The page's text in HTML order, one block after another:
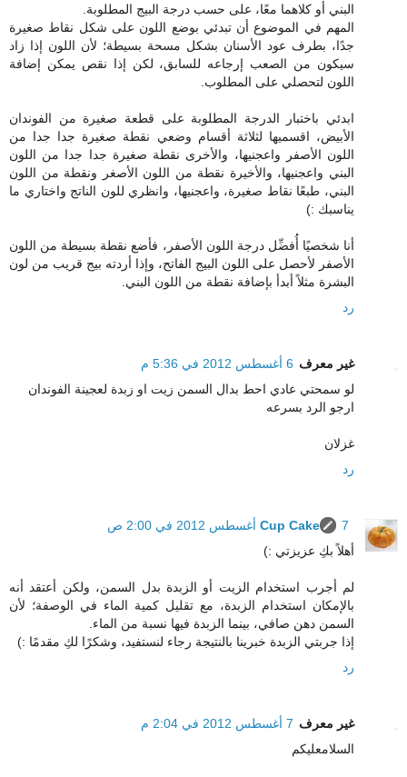
البني أو كلاهما معًا، على حسب درجة البيج المطلوبة.
المهم في الموضوع أن تبدئي بوضع اللون على شكل نقاط صغيرة
جدًا، بطرف عود الأسنان بشكل مسحة بسيطة؛ لأن اللون إذا زاد
سيكون من الصعب إرجاعه للسابق، لكن إذا نقص يمكن إضافة
اللون لتحصلي على المطلوب.
ابدئي باختبار الدرجة المطلوبة على قطعة صغيرة من الفوندان
الأبيض، اقسميها لثلاثة أقسام وضعي نقطة صغيرة جدا جدا من
اللون الأصفر واعجنيها، والأخرى نقطة صغيرة جدا جدا من اللون
البني واعجنيها، والأخيرة نقطة من اللون الأصغر ونقطة من اللون
البني، طبعًا نقاط صغيرة، واعجنيها، وانظري للون الناتج واختاري ما
يناسبك :)
أنا شخصيًا أُفضِّل درجة اللون الأصفر، فأضع نقطة بسيطة من اللون
الأصفر لأحصل على اللون البيج الفاتح، وإذا أردته بيج قريب من لون
البشرة مثلاً أبدأ بإضافة نقطة من اللون البني.
رد
غير معرف 6 أغسطس 2012 في 5:36 م
لو سمحتي عادي احط بدال السمن زيت او زبدة لعجينة الفوندان
ارجو الرد بسرعه
غزلان
رد
Cup Cake
7 أغسطس 2012 في 2:00 ص
أهلاً بكِ عزيزتي :)
لم أجرب استخدام الزيت أو الزبدة بدل السمن، ولكن أعتقد أنه
بالإمكان استخدام الزبدة، مع تقليل كمية الماء في الوصفة؛ لأن
السمن دهن صافي، بينما الزبدة فيها نسبة من الماء.
إذا جربتي الزبدة خبرينا بالنتيجة رجاء لنستفيد، وشكرًا لكِ مقدمًا :)
رد
غير معرف 7 أغسطس 2012 في 2:04 م
السلامعليكم